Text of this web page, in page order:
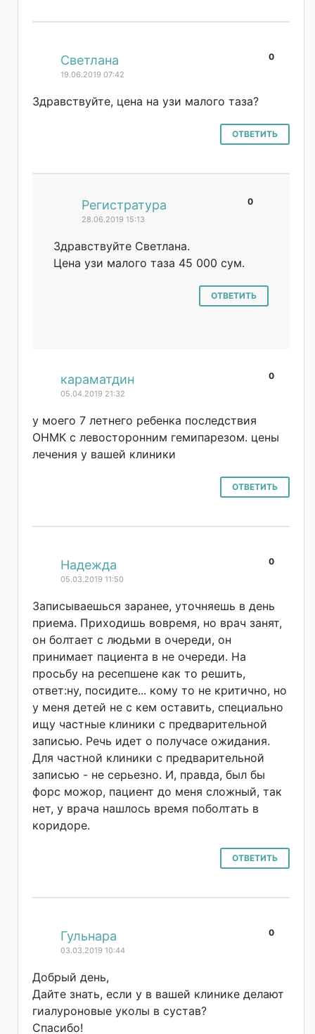
0
Светлана
19.06.2019 07:42
Здравствуйте, цена на узи малого таза?
ОТВЕТИТЬ
0
Регистратура
28.06.2019 15:13
Здравствуйте Светлана.
Цена узи малого таза 45 000 сум.
ОТВЕТИТЬ
0
караматдин
05.04.2019 21:32
у моего 7 летнего ребенка последствия
ОНМК с левосторонним гемипарезом. цены
лечения у вашей клиники
ОТВЕТИТЬ
0
Надежда
05.03.2019 11:50
Записываешься заранее, уточняешь в день
приема. Приходишь вовремя, но врач занят,
он болтает с людьми в очереди, он
принимает пациента в не очереди. На
просьбу на ресепшене как то решить,
ответ:ну, посидите... кому то не критично, но
у меня детей не с кем оставить, специально
ищу частные клиники с предварительной
записью. Речь идет о получасе ожидания.
Для частной клиники с предварительной
записью - не серьезно. И, правда, был бы
форс можор, пациент до меня сложный, так
нет, у врача нашлось время поболтать в
коридоре.
ОТВЕТИТЬ
0
Гульнара
03.03.2019 10:44
Добрый день,
Дайте знать, если у в вашей клинике делают
гиалуроновые уколы в сустав?
Спасибо!